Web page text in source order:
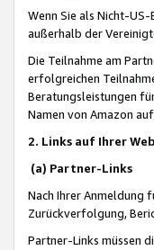
Wenn Sie als Nicht-
außerhalb der
Die Teilnahme am
erfolgreichen
Beratungsleistungen
Namen von Amazon
2. Links auf Ihrer
(a) Partner-Links
Nach Ihrer Anmeldung
Zurückverfolgung,
Partner-Links müssen